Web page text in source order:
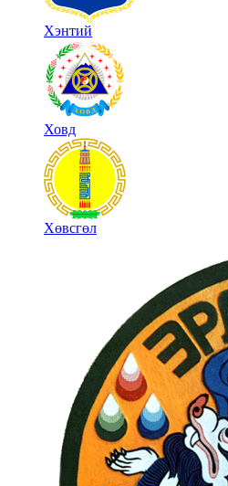
Хэнтий
Ховд
Хөвсгөл